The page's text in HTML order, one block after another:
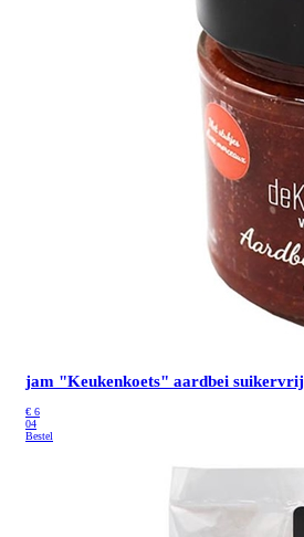
jam "Keukenkoets" aardbei suikervrij
€ 6
04
Bestel